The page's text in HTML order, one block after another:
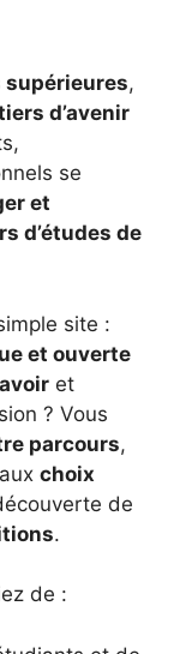
supérieures,
d’avenir
se
et
d’études de
site :
et ouverte
et
? Vous
parcours,
aux choix
de
.
de :